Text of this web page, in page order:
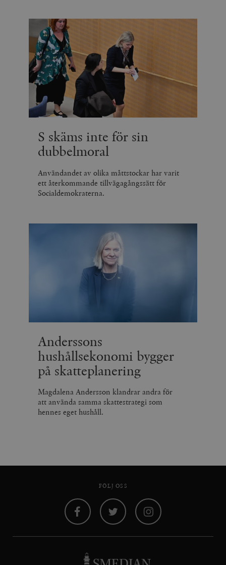
S skäms inte för sin
dubbelmoral
Användandet av olika måttstockar har varit
ett återkommande tillvägagångssätt för
Socialdemokraterna.
Anderssons
hushållsekonomi bygger
på skatteplanering
Magdalena Andersson klandrar andra för
att använda samma skattestrategi som
hennes eget hushåll.
FÖLJ OSS